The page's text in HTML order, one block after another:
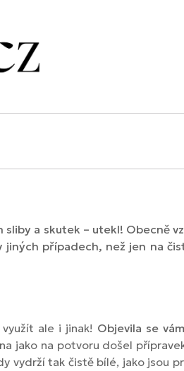
sliby a skutek – utekl! Obecně
jiných případech, než jen na
ale i jinak! Objevila se
jako na potvoru došel
vydrží tak čistě bílé, jako jsou